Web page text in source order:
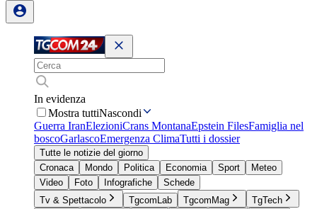
In evidenza
Mostra tuttiNascondi
Guerra IranElezioniCrans MontanaEpstein FilesFamiglia nel
boscoGarlascoEmergenza ClimaTutti i dossier
Tutte le notizie del giorno
Cronaca
Mondo Politica Economia Sport
Meteo
Video
Foto Infografiche
Schede
Tv & Spettacolo
TgcomLab TgcomMag
TgTech